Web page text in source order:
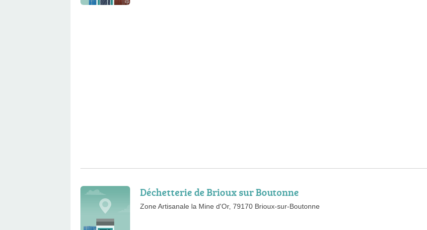
Déchetterie de Brioux sur Boutonne
Zone Artisanale la Mine d'Or, 79170 Brioux-sur-Boutonne